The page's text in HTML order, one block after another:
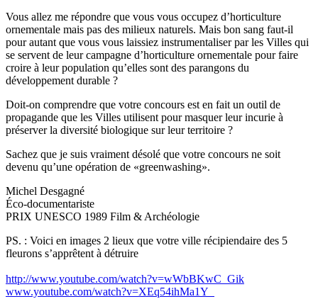
Vous allez me répondre que vous vous occupez d’horticulture
ornementale mais pas des milieux naturels. Mais bon sang faut-il
pour autant que vous vous laissiez instrumentaliser par les Villes qui
se servent de leur campagne d’horticulture ornementale pour faire
croire à leur population qu’elles sont des parangons du
développement durable ?
Doit-on comprendre que votre concours est en fait un outil de
propagande que les Villes utilisent pour masquer leur incurie à
préserver la diversité biologique sur leur territoire ?
Sachez que je suis vraiment désolé que votre concours ne soit
devenu qu’une opération de «greenwashing».
Michel Desgagné
Éco-documentariste
PRIX UNESCO 1989 Film & Archéologie
PS. : Voici en images 2 lieux que votre ville récipiendaire des 5
fleurons s’apprêtent à détruire
http://www.youtube.com/watch?v=wWbBKwC_Gik
www.youtube.com/watch?v=XEq54ihMa1Y